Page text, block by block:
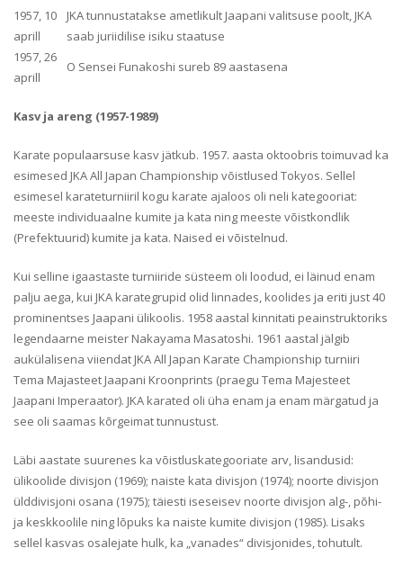
1957, 10
aprill
JKA tunnustatakse ametlikult Jaapani valitsuse poolt, JKA
saab juriidilise isiku staatuse
1957, 26
aprill
O Sensei Funakoshi sureb 89 aastasena
Kasv ja areng (1957-1989)
Karate populaarsuse kasv jätkub. 1957. aasta oktoobris toimuvad ka
esimesed JKA All Japan Championship võistlused Tokyos. Sellel
esimesel karateturniiril kogu karate ajaloos oli neli kategooriat:
meeste individuaalne kumite ja kata ning meeste võistkondlik
(Prefektuurid) kumite ja kata. Naised ei võistelnud.
Kui selline igaastaste turniiride süsteem oli loodud, ei läinud enam
palju aega, kui JKA karategrupid olid linnades, koolides ja eriti just 40
prominentses Jaapani ülikoolis. 1958 aastal kinnitati peainstruktoriks
legendaarne meister Nakayama Masatoshi. 1961 aastal jälgib
aukülalisena viiendat JKA All Japan Karate Championship turniiri
Tema Majasteet Jaapani Kroonprints (praegu Tema Majesteet
Jaapani Imperaator). JKA karated oli üha enam ja enam märgatud ja
see oli saamas kõrgeimat tunnustust.
Läbi aastate suurenes ka võistluskategooriate arv, lisandusid:
ülikoolide divisjon (1969); naiste kata divisjon (1974); noorte divisjon
ülddivisjoni osana (1975); täiesti iseseisev noorte divisjon alg-, põhi-
ja keskkoolile ning lõpuks ka naiste kumite divisjon (1985). Lisaks
sellel kasvas osalejate hulk, ka „vanades“ divisjonides, tohutult.